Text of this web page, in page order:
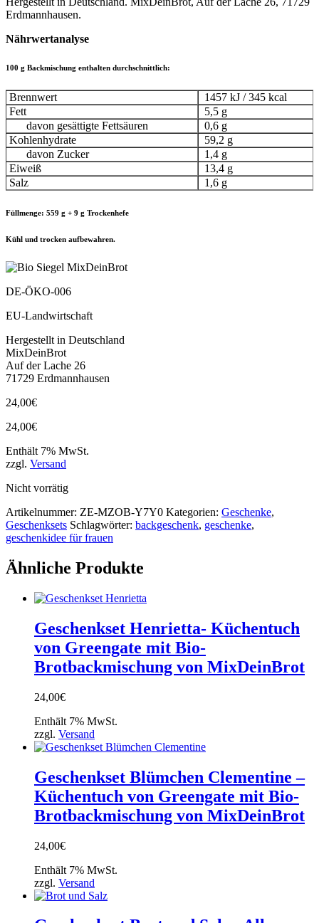
Erdmannhausen.
Nährwertanalyse
100 g Backmischung enthalten durchschnittlich:
Brennwert
1457 kJ / 345 kcal
Fett
5,5 g
davon gesättigte Fettsäuren
0,6 g
Kohlenhydrate
59,2 g
davon Zucker
1,4 g
Eiweiß
13,4 g
Salz
1,6 g
Füllmenge: 559 g + 9 g Trockenhefe
Kühl und trocken aufbewahren.
DE-ÖKO-006
EU-Landwirtschaft
Hergestellt in Deutschland
MixDeinBrot
Auf der Lache 26
71729 Erdmannhausen
24,00€
24,00€
Enthält 7% MwSt.
zzgl. Versand
Nicht vorrätig
Artikelnummer: ZE-MZOB-Y7Y0 Kategorien: Geschenke,
Geschenksets Schlagwörter: backgeschenk, geschenke,
geschenkidee für frauen
Ähnliche Produkte
Geschenkset Henrietta- Küchentuch
von Greengate mit Bio-
Brotbackmischung von MixDeinBrot
24,00€
Enthält 7% MwSt.
zzgl. Versand
Geschenkset Blümchen Clementine –
Küchentuch von Greengate mit Bio-
Brotbackmischung von MixDeinBrot
24,00€
Enthält 7% MwSt.
zzgl. Versand